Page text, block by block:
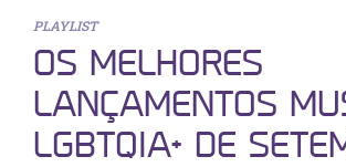
PLAYLIST
OS MELHORES
LANÇAMENTOS
LGBTQIA+ DE